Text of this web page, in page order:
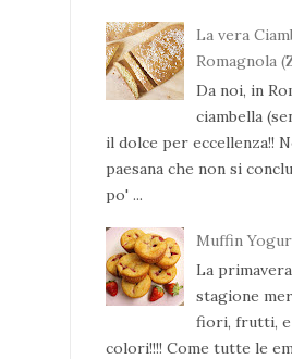
La vera
Romagnola
Da noi, in
ciambella
il dolce per eccellenza!!
paesana che non si
po' ...
Muffin
La
stagione
fiori, frutti,
colori!!!! Come tutte le